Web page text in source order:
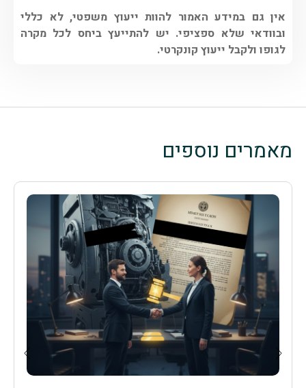
אין גם במידע האמור להוות ייעוץ משפטי, לא כללי
ובוודאי שלא ספציפי. יש להתייעץ ביחס לכל מקרה
לגופו ולקבל ייעוץ קונקרטי.
מאמרים נוספים